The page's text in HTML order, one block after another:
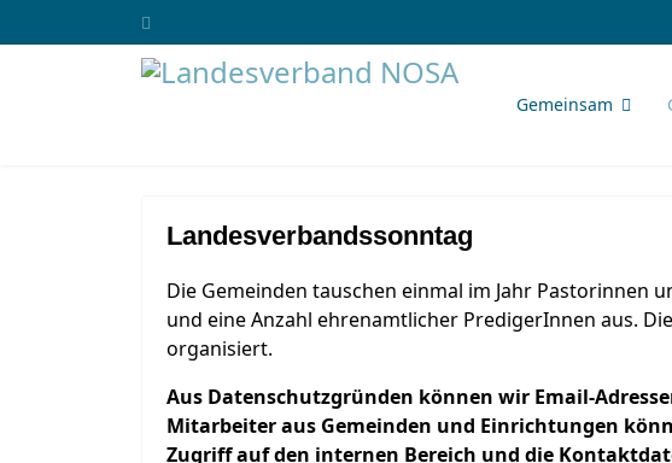
Gemeinsam
Landesverbandssonntag
Die Gemeinden tauschen einmal im Jahr Pastorinnen
und eine Anzahl ehrenamtlicher PredigerInnen aus.
organisiert.
Aus Datenschutzgründen können wir Email-
Mitarbeiter aus Gemeinden und Einrichtungen
Zugriff auf den internen Bereich und die